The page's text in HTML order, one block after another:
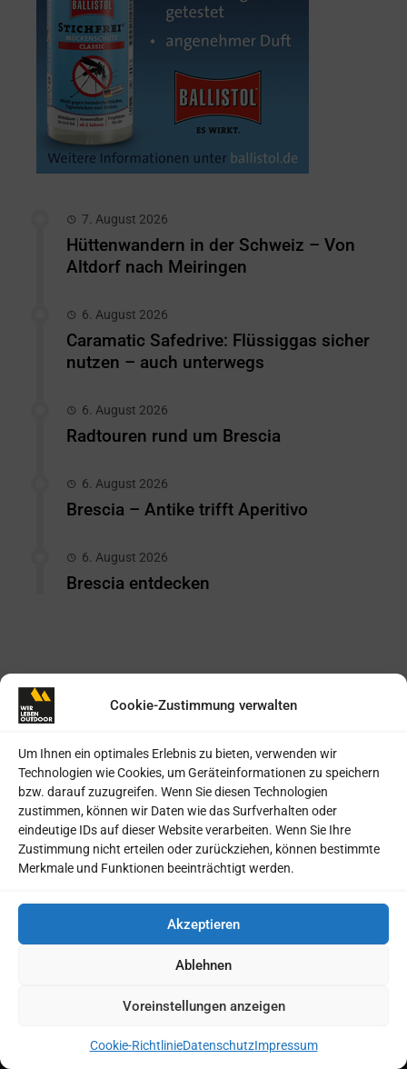
Cookie-Zustimmung verwalten
Um Ihnen ein optimales Erlebnis zu bieten, verwenden wir
Technologien wie Cookies, um Geräteinformationen zu speichern
bzw. darauf zuzugreifen. Wenn Sie diesen Technologien
zustimmen, können wir Daten wie das Surfverhalten oder
eindeutige IDs auf dieser Website verarbeiten. Wenn Sie Ihre
Zustimmung nicht erteilen oder zurückziehen, können bestimmte
Merkmale und Funktionen beeinträchtigt werden.
Akzeptieren
Ablehnen
Voreinstellungen anzeigen
Cookie-RichtlinieDatenschutzImpressum
7. August 2026
Hüttenwandern in der Schweiz – Von
Altdorf nach Meiringen
6. August 2026
Caramatic Safedrive: Flüssiggas sicher
nutzen – auch unterwegs
6. August 2026
Radtouren rund um Brescia
6. August 2026
Brescia – Antike trifft Aperitivo
6. August 2026
Brescia entdecken
WIR LEBEN OUTDOOR
MSV Medien Baden-Baden GmbH
Schulstr. 12
Tel +49 7221 9521-0
info@msv-medien.de
www.msv-medien.de